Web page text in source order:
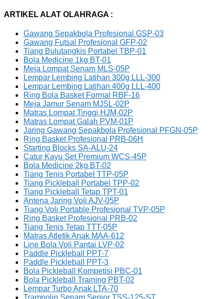
ARTIKEL ALAT OLAHRAGA :
Gawang Sepakbola Profesional GSP-03
Gawang Futsal Profesional GFP-02
Tiang Bulutangkis Portabel TBP-01
Bola Medicine 1kg BT-01
Meja Lompat Senam MLS-05P
Lempar Lembing Latihan 300g LLL-300
Lempar Lembing Latihan 400g LLL-400
Ring Bola Basket Formal RBF-16
Meja Jamur Senam MJSL-02P
Matras Lompat Tinggi HJM-02P
Matras Lompat Galah PVM-01P
Jaring Gawang Sepakbola Profesional PFGN-05P
Ring Basket Profesional PRB-06H
Starting Blocks SA-ALU-24
Catur Kayu Set Premium WCS-45P
Bola Medicine 2kg BT-02
Tiang Tenis Portabel TTP-05P
Tiang Pickleball Portabel TPP-02
Tiang Pickleball Tetap TPT-01
Antena Jaring Voli AJV-05P
Tiang Voli Portable Profesional TVP-05P
Ring Basket Profesional PRB-02
Tiang Tenis Tetap TTT-05P
Matras Atletik Anak MAA-612
Line Bola Voli Pantai LVP-02
Paddle Pickleball PPT-7
Paddle Pickleball PPT-3
Bola Pickleball Kompetisi PBC-01
Bola Pickleball Training PBT-02
Lempar Turbo Anak LTA-70
Trampolin Senam Senior TSS-125-ST